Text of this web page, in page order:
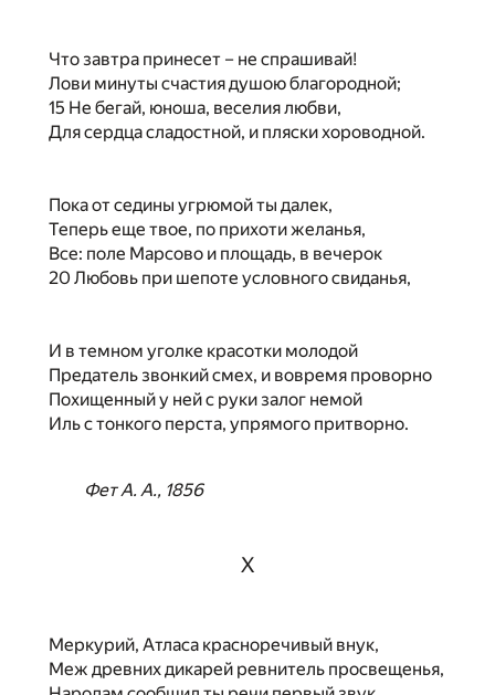
Что завтра принесет – не спрашивай!
Лови минуты счастия душою благородной;
15 Не бегай, юноша, веселия любви,
Для сердца сладостной, и пляски хороводной.
Пока от седины угрюмой ты далек,
Теперь еще твое, по прихоти желанья,
Все: поле Марсово и площадь, в вечерок
20 Любовь при шепоте условного свиданья,
И в темном уголке красотки молодой
Предатель звонкий смех, и вовремя проворно
Похищенный у ней с руки залог немой
Иль с тонкого перста, упрямого притворно.
Фет А. А., 1856
X
Меркурий, Атласа красноречивый внук,
Меж древних дикарей ревнитель просвещенья,